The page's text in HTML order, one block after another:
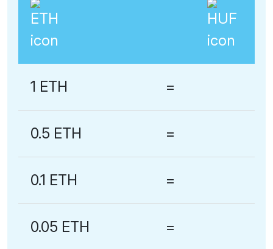
1 ETH =
0.5 ETH =
0.1 ETH =
0.05 ETH =